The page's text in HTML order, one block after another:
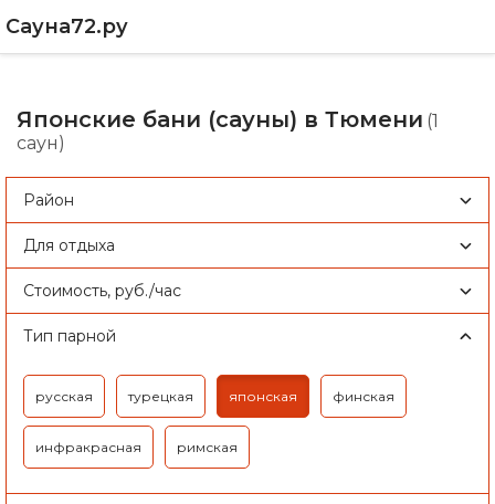
Сауна72.ру
Японские бани (сауны) в Тюмени (1
саун)
Район
Для отдыха
Стоимость, руб./час
Тип парной
русская турецкая японская финская
инфракрасная римская